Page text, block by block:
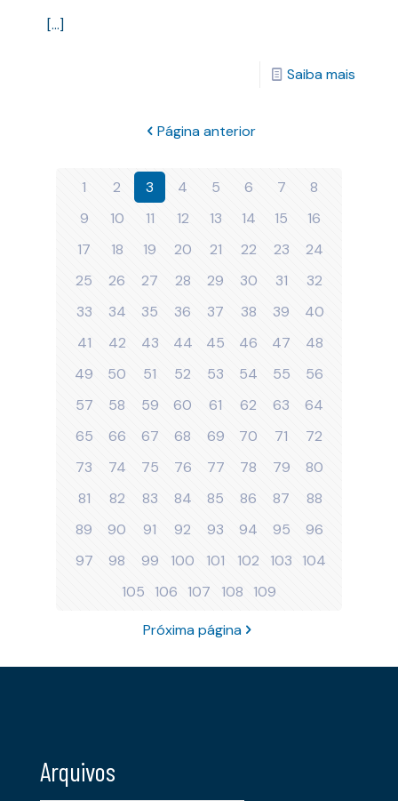
[…]
Saiba mais
Página anterior
1 2 3 4 5 6 7
8
9
10 11 12 13 14 15
16
17
18 19 20 21 22 23
24
25
26 27 28 29 30 31
32
33
34 35 36 37 38 39
40
41
42 43 44 45 46 47
48
49
50 51 52 53 54 55
56
57
58 59 60 61 62 63
64
65
66 67 68 69 70 71
72
73
74 75 76 77 78 79
80
81
82 83 84 85 86 87
88
89
90 91 92 93 94 95
96
97
98 99 100 101 102 103 104
105
106 107 108 109
Próxima página
Arquivos